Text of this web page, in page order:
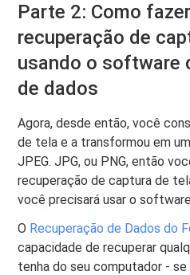
Parte 2: Como
recuperação de
usando o software
de dados
Agora, desde então, você
de tela e a transformou em
JPEG. JPG, ou PNG, então
recuperação de captura de
você precisará usar o
O Recuperação de Dados do
capacidade de recuperar
tenha do seu computador -